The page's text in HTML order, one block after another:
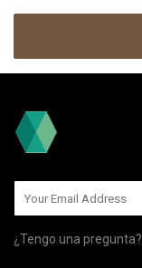
¿Tengo una pregunta?